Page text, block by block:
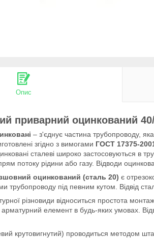
Опис
приварний оцинкований
– з'єднує частина трубопроводу,
згідно з вимогами ГОСТ 17375-
сталеві широко застосовуються в
потоку рідини або газу. Відводи
оцинкований (сталь 20) є
трубопроводу під певним кутом. Відвід
різновиди відноситься простота
елемент в будь-яких умовах.
крутовигнутий) проводиться методом